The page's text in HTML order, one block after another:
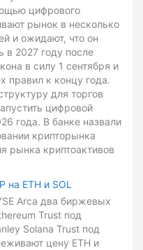
цифрового
рынок в несколько
и ожидают, что он
в 2027 году после
в силу 1 сентября и
правил к концу года.
для торгов
цифровой
года. В банке назвали
крипторынка
рынка криптоактивов
на ETH и SOL
Arca два биржевых
Trust под
Solana Trust под
цену ETH и